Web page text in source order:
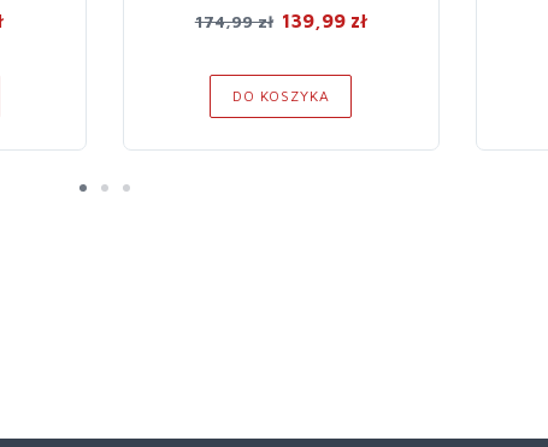
174,99 zł 139,99 zł
DO KOSZYKA